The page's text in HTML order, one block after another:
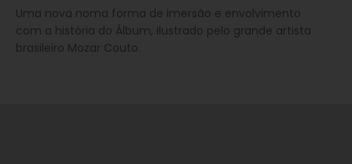
Uma nova noma forma de imersão e envolvimento
com a história do Álbum, ilustrado pelo grande artista
brasileiro Mozar Couto.